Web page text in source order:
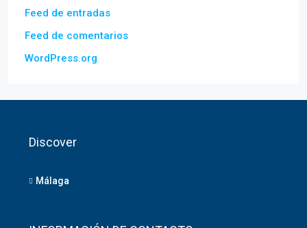
Feed de entradas
Feed de comentarios
WordPress.org
Discover
Málaga